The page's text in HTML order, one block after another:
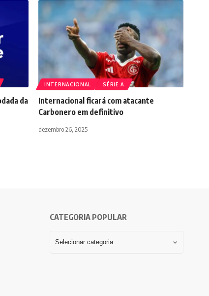
da
INTERNACIONAL SÉRIE A
Internacional ficará com atacante
Carbonero em definitivo
dezembro 26, 2025
CATEGORIA POPULAR